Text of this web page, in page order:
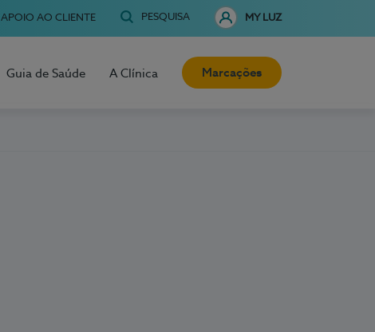
APOIO AO CLIENTE PESQUISA MY LUZ
Guia de Saúde A Clínica Marcações